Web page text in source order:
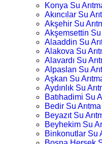
Konya Su
Akıncılar Su
Akşehir Su
Akşemsettin Su
Alaaddin Su
Alakova Su
Alavardı Su
Alpaslan Su
Aşkan Su
Aydınlık Su
Batıhadimi Su
Bedir Su
Beyazıt Su
Beyhekim Su
Binkonutlar Su